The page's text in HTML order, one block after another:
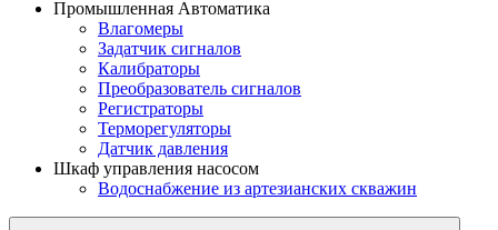
Промышленная Автоматика
Влагомеры
Задатчик сигналов
Калибраторы
Преобразователь сигналов
Регистраторы
Терморегуляторы
Датчик давления
Шкаф управления насосом
Водоснабжение из артезианских скважин